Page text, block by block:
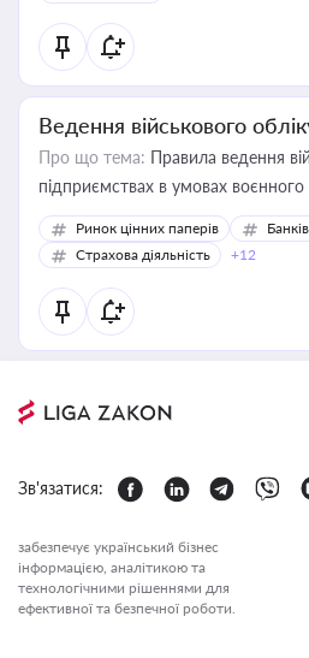
Ведення військового
Про що тема: Правила ведення
підприємствах в умовах воєнного
Ринок цінних паперів
Страхова діяльність
+12
Зв'язатися:
забезпечує український бізнес
інформацією, аналітикою та
технологічними рішеннями для
ефективної та безпечної роботи.